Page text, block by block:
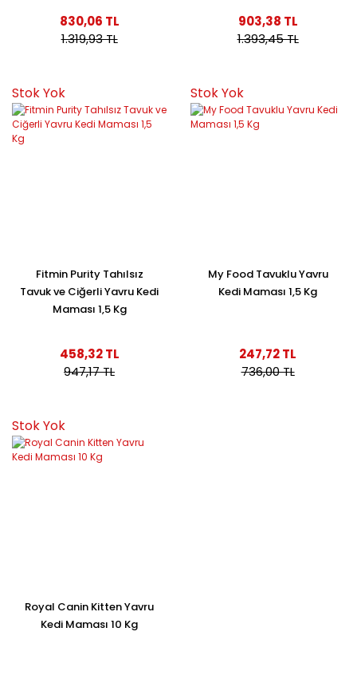
830,06 TL
1.319,93 TL
903,38 TL
1.393,45 TL
Stok Yok
Fitmin Purity Tahılsız
Tavuk ve Ciğerli Yavru Kedi
Maması 1,5 Kg
458,32 TL
947,17 TL
Stok Yok
My Food Tavuklu Yavru
Kedi Maması 1,5 Kg
247,72 TL
736,00 TL
Stok Yok
Royal Canin Kitten Yavru
Kedi Maması 10 Kg